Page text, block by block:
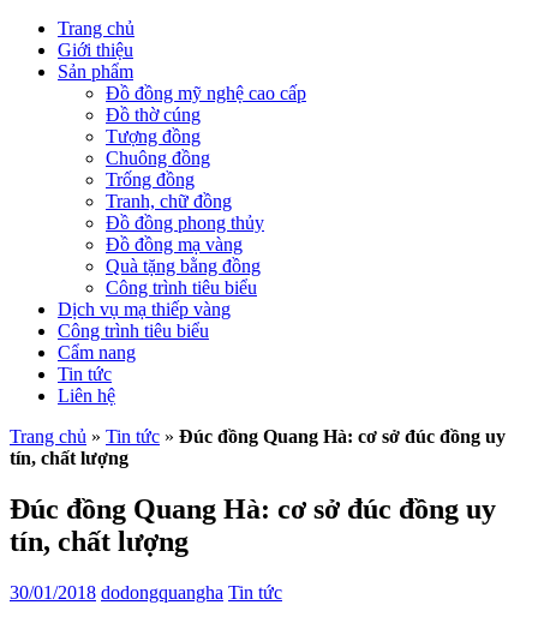
Trang chủ
Giới thiệu
Sản phẩm
Đồ đồng mỹ nghệ cao cấp
Đồ thờ cúng
Tượng đồng
Chuông đồng
Trống đồng
Tranh, chữ đồng
Đồ đồng phong thủy
Đồ đồng mạ vàng
Quà tặng bằng đồng
Công trình tiêu biểu
Dịch vụ mạ thiếp vàng
Công trình tiêu biểu
Cẩm nang
Tin tức
Liên hệ
Trang chủ » Tin tức » Đúc đồng Quang Hà: cơ sở đúc đồng uy
tín, chất lượng
Đúc đồng Quang Hà: cơ sở đúc đồng uy
tín, chất lượng
30/01/2018 dodongquangha Tin tức